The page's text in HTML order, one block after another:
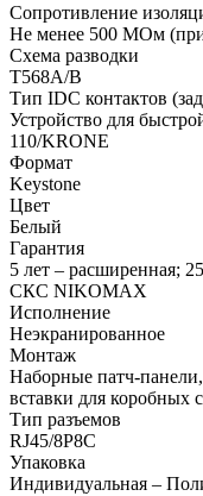
Сопротивление
Не менее 500 МОм
Схема разводки
T568A/B
Тип IDC контактов
Устройство для
110/KRONE
Формат
Keystone
Цвет
Белый
Гарантия
5 лет – расширенная;
СКС NIKOMAX
Исполнение
Неэкранированное
Монтаж
Наборные патч-
вставки для коробных
Тип разъемов
RJ45/8P8C
Упаковка
Индивидуальная –